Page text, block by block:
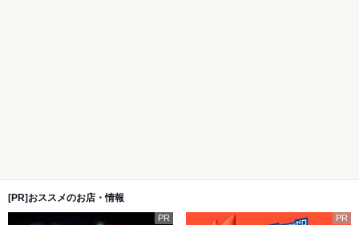
[PR]おススメのお店・情報
PR PR